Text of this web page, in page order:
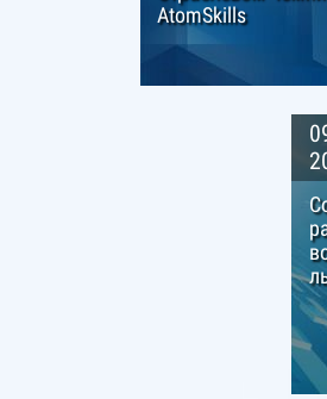
AtomSkills